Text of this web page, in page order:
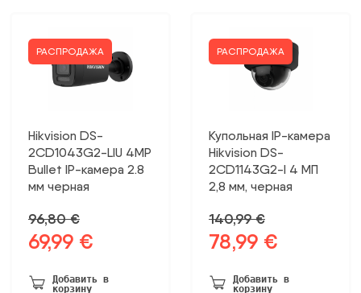
РАСПРОДАЖА
Hikvision DS-
2CD1043G2-LIU 4MP
Bullet IP-камера 2.8
мм черная
96,80€
Первоначальная
была:
69,99 €
69,99 €.
Добавить в
корзину
РАСПРОДАЖА
Купольная IP-камера
Hikvision DS-
2CD1143G2-I 4 МП
2,8 мм, черная
140,99€
Первоначальная
была:
78,99 €
78,99 €.
Добавить в
корзину